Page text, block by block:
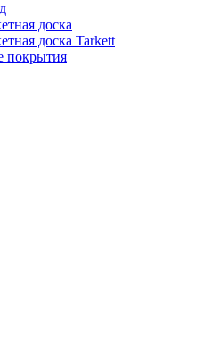
доска
доска Tarkett
покрытия